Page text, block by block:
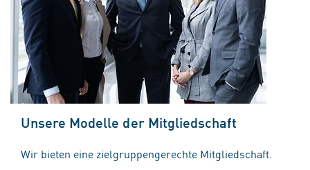
Unsere Modelle der Mitgliedschaft
Wir bieten eine zielgruppengerechte Mitgliedschaft.